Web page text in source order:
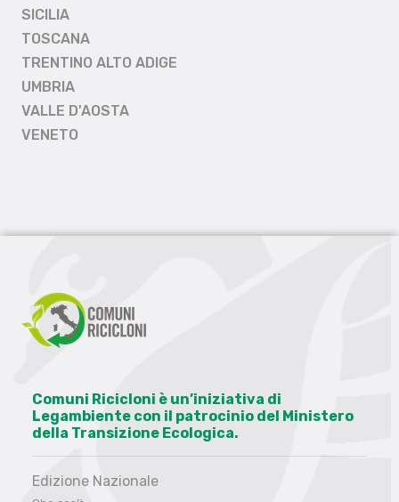
SICILIA
TOSCANA
TRENTINO ALTO ADIGE
UMBRIA
VALLE D'AOSTA
VENETO
Comuni Ricicloni è un’iniziativa di
Legambiente con il patrocinio del Ministero
della Transizione Ecologica.
Edizione Nazionale